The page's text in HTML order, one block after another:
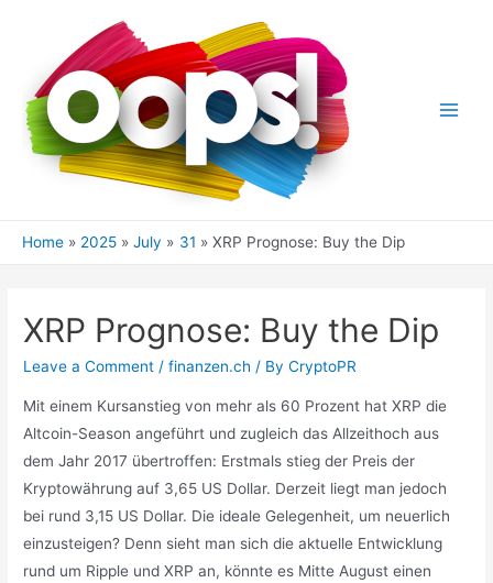
Home 2025 July 31 XRP Prognose: Buy the Dip
XRP Prognose: Buy the Dip
Leave a Comment /finanzen.ch / ByCryptoPR
Mit einem Kursanstieg von mehr als 60 Prozent hat XRP die
Altcoin-Season angeführt und zugleich das Allzeithoch aus
dem Jahr 2017 übertroffen: Erstmals stieg der Preis der
Kryptowährung auf 3,65 US Dollar. Derzeit liegt man jedoch
bei rund 3,15 US Dollar. Die ideale Gelegenheit, um neuerlich
einzusteigen? Denn sieht man sich die aktuelle Entwicklung
rund um Ripple und XRP an, könnte es Mitte August einen